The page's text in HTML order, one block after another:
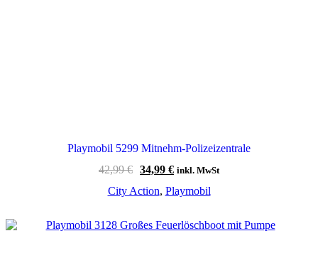
Playmobil 5299 Mitnehm-Polizeizentrale
42,99€ Ursprünglicher
war:
34,99 €Aktueller
ist:
inkl. MwSt
City Action, Playmobil